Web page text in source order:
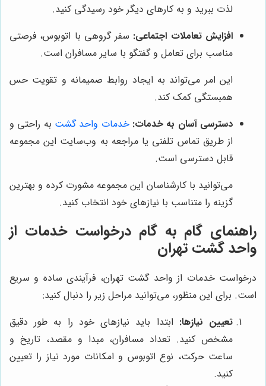
لذت ببرید و به کارهای دیگر خود رسیدگی کنید.
افزایش تعاملات اجتماعی: سفر گروهی با اتوبوس، فرصتی
مناسب برای تعامل و گفتگو با سایر مسافران است.
این امر می‌تواند به ایجاد روابط صمیمانه و تقویت حس
همبستگی کمک کند.
دسترسی آسان به خدمات: خدمات واحد گشت به راحتی و
از طریق تماس تلفنی یا مراجعه به وب‌سایت این مجموعه
قابل دسترسی است.
می‌توانید با کارشناسان این مجموعه مشورت کرده و بهترین
گزینه را متناسب با نیازهای خود انتخاب کنید.
راهنمای گام به گام درخواست خدمات از
واحد گشت تهران
درخواست خدمات از واحد گشت تهران، فرآیندی ساده و سریع
است. برای این منظور، می‌توانید مراحل زیر را دنبال کنید:
تعیین نیازها: ابتدا باید نیازهای خود را به طور دقیق
مشخص کنید. تعداد مسافران، مبدا و مقصد، تاریخ و
ساعت حرکت، نوع اتوبوس و امکانات مورد نیاز را تعیین
کنید.